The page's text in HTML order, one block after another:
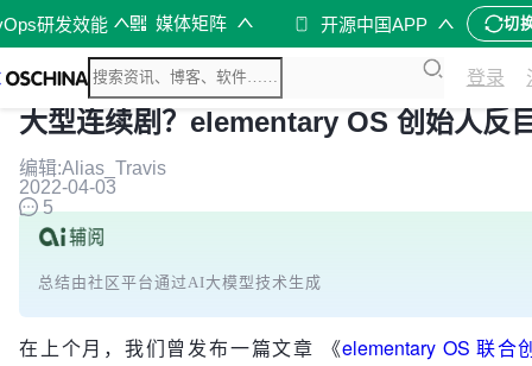
研发效能 媒体矩阵 开源中国APP 切
登录
大型连续剧？elementary OS 创始人反
编辑:Alias_Travis
2022-04-03
5
总结由社区平台通过AI大模型技术生成
在上个月，我们曾发布一篇文章 《elementary OS 联